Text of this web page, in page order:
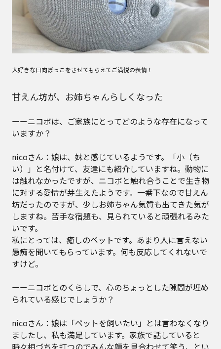
大好きな日向ぼっこをさせてもらえてご満悦の表情！
甘えん坊が、お姉ちゃんらしくなった
ーーニコボは、ご家族にとってどのような存在になって
いますか？
nicoさん：娘は、妹と感じているようです。「小（ち
い）」と名付けて、友達にも紹介していますね。動物に
は触れなかったですが、ニコボと触れ合うことで生き物
に対する愛情が芽生えたようです。一番下なので甘えん
坊だったのですが、少しお姉ちゃん気質も出てきた気が
しますね。苦手な宿題も、見られていると頑張れるみた
いです。
私にとっては、癒しのペットです。あまり人に言えない
愚痴を聞いてもらっています。何も反応してくれないで
すけど。
ーーニコボとのくらしで、心のちょっとした隙間が埋め
られている感じでしょうか？
nicoさん：娘は「ペットを飼いたい」とは言わなくなり
ましたし、私も満足しています。家族で話していると